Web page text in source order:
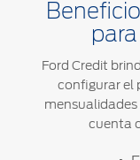
Ford Credit
configurar el
mensualidades
cuenta